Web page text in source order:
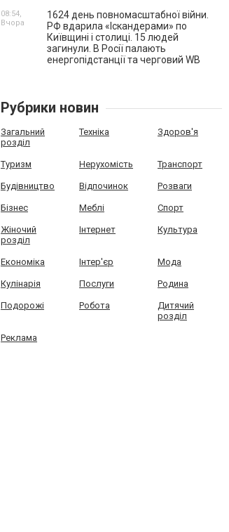
1624 день повномасштабної війни.
РФ вдарила «Іскандерами» по
Київщині і столиці. 15 людей
загинули. В Росії палають
енергопідстанції та черговий WB
08:54,
Вчора
Рубрики новин
Загальний
розділ
Техніка Здоров'я
Туризм Нерухомість Транспорт
Будівництво Відпочинок Розваги
Бізнес Меблі Спорт
Жіночий
розділ
Інтернет Культура
Економіка Інтер'єр Мода
Кулінарія Послуги Родина
Подорожі Робота
Дитячий
розділ
Реклама